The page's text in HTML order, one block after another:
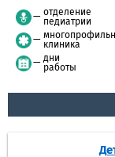
отделение
педиатрии
клиника
дни
работы